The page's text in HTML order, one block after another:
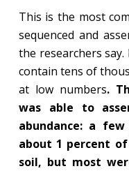
This is the most
sequenced and
the researchers
contain tens of
at low numbers.
was able to
abundance: a
about 1 percent
soil, but most